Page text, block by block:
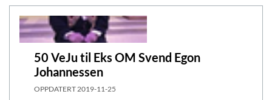
50 VeJu til Eks OM Svend Egon
Johannessen
OPPDATERT 2019-11-25